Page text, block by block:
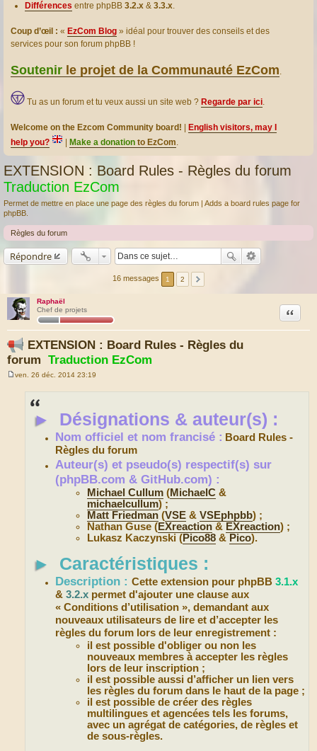
Différences entre phpBB 3.2.x & 3.3.x.
Coup d’œil : « EzCom Blog » idéal pour trouver des conseils et des
services pour son forum phpBB !
Soutenir le projet de la Communauté EzCom.
Tu as un forum et tu veux aussi un site web ? Regarde par ici.
Welcome on the Ezcom Community board!
English visitors, may I
help you?
Make a donation to EzCom.
EXTENSION : Board Rules - Règles du forum
Traduction EzCom
Permet de mettre en place une page des règles du forum | Adds a board rules page for
phpBB.
Règles du forum
Répondre
16 messages 1 2
Raphaël
Chef de projets
EXTENSION : Board Rules - Règles du
forum Traduction EzCom
Citation
ven. 26 déc. 2014 23:19
► Désignations & auteur(s) :
Nom officiel et nom francisé : Board Rules -
Règles du forum
Auteur(s) et pseudo(s) respectif(s) sur
(phpBB.com & GitHub.com) :
Michael Cullum(MichaelC&
michaelcullum) ;
Matt Friedman(VSE& VSEphpbb) ;
Nathan Guse (EXreaction& EXreaction) ;
Lukasz Kaczynski (Pico88& Pico).
► Caractéristiques :
Description :Cette extension pour phpBB3.1.x
&3.2.x permet d'ajouter une clause aux
« Conditions d’utilisation », demandant aux
nouveaux utilisateurs de lire et d’accepter les
règles du forum lors de leur enregistrement :
il est possible d'obliger ou non les
nouveaux membres à accepter les règles
lors de leur inscription ;
il est possible aussi d’afficher un lien vers
les règles du forum dans le haut de la page ;
il est possible de créer des règles
multilingues et agencées tels les forums,
avec un agrégat de catégories, de règles et
de sous-règles.